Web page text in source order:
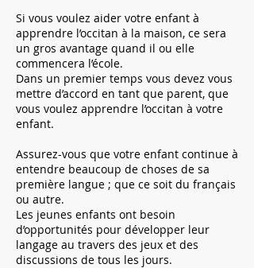
Si vous voulez aider votre enfant à
apprendre l’occitan à la maison, ce sera
un gros avantage quand il ou elle
commencera l’école.
Dans un premier temps vous devez vous
mettre d’accord en tant que parent, que
vous voulez apprendre l’occitan à votre
enfant.
Assurez-vous que votre enfant continue à
entendre beaucoup de choses de sa
première langue ; que ce soit du français
ou autre.
Les jeunes enfants ont besoin
d’opportunités pour développer leur
langage au travers des jeux et des
discussions de tous les jours.